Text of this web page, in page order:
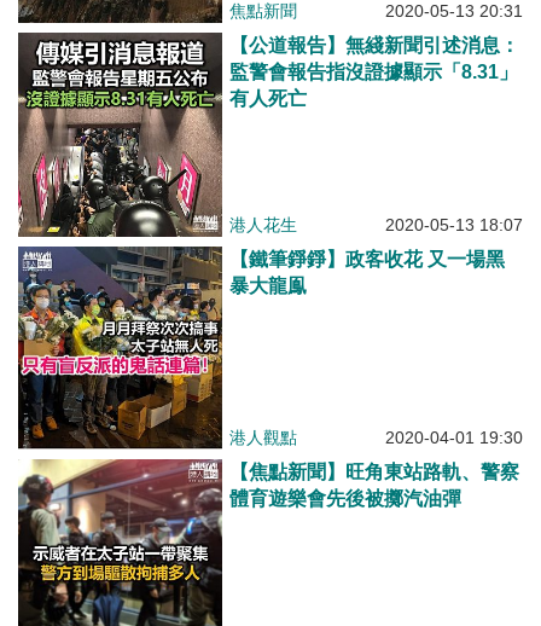
焦點新聞 2020-05-13 20:31
【公道報告】無綫新聞引述消息：
監警會報告指沒證據顯示「8.31」
有人死亡
港人花生 2020-05-13 18:07
【鐵筆錚錚】政客收花 又一場黑
暴大龍鳯
港人觀點 2020-04-01 19:30
【焦點新聞】旺角東站路軌、警察
體育遊樂會先後被擲汽油彈